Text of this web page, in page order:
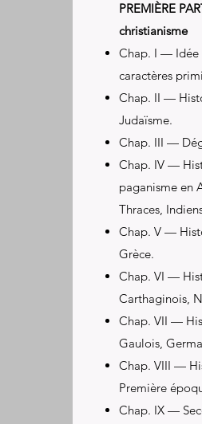
PREMIÈRE
christianisme
Chap. I — Idée
caractères
Chap. II —
Judaïsme.
Chap. III —
Chap. IV —
paganisme en
Thraces,
Chap. V —
Grèce.
Chap. VI —
Carthaginois,
Chap. VII —
Gaulois,
Chap. VIII —
Première
Chap. IX —